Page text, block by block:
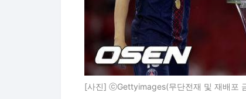
[사진] ⓒGettyimages(무단전재 및 재배포